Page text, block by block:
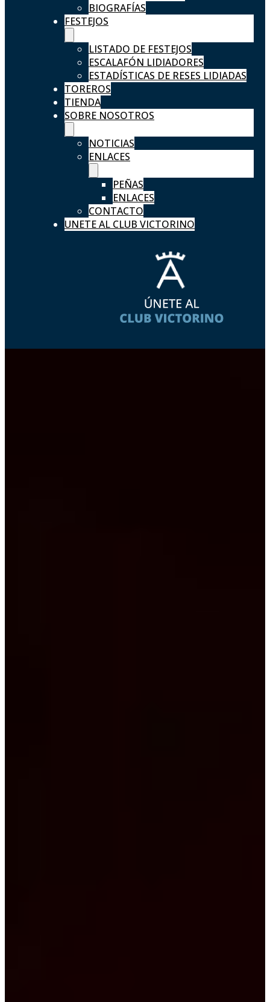
BIOGRAFÍAS
FESTEJOS
LISTADO DE FESTEJOS
ESCALAFÓN LIDIADORES
ESTADÍSTICAS DE RESES LIDIADAS
TOREROS
TIENDA
SOBRE NOSOTROS
NOTICIAS
ENLACES
PEÑAS
ENLACES
CONTACTO
UNETE AL CLUB VICTORINO